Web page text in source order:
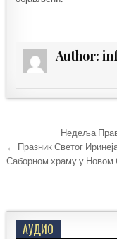
Author:
Кретање
чланка
Недеља
← Празник Светог
Саборном храму у Новом
АУДИО